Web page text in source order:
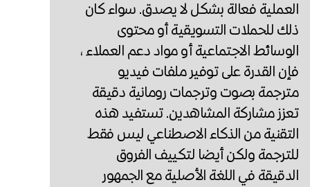
العملية فعالة بشكل لا يصدق. سواء كان
ذلك للحملات التسويقية أو محتوى
الوسائط الاجتماعية أو مواد دعم العملاء ،
فإن القدرة على توفير ملفات فيديو
مترجمة بصوت وترجمات رومانية دقيقة
تعزز مشاركة المشاهدين. تستفيد هذه
التقنية من الذكاء الاصطناعي ليس فقط
للترجمة ولكن أيضا لتكييف الفروق
الدقيقة في اللغة الأصلية مع الجمهور